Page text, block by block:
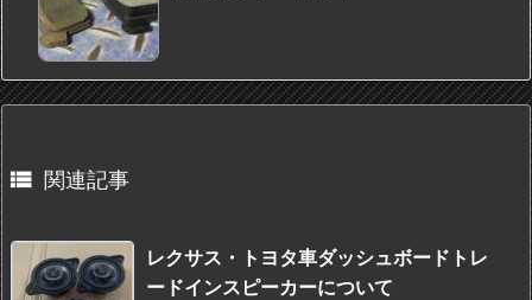
 関連記事
レクサス・トヨタ車ダッシュボードトレ
ードインスピーカーについて